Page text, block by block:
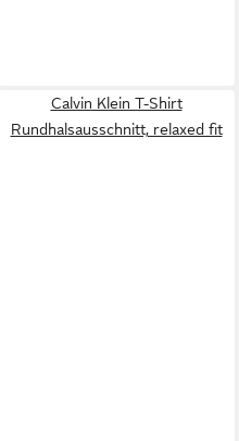
Calvin Klein T-Shirt
Rundhalsausschnitt, relaxed fit